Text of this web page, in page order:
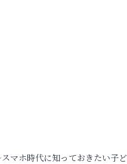
マホ時代に知っておきたい子